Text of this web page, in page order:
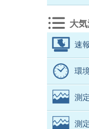
大
速
環
測
測